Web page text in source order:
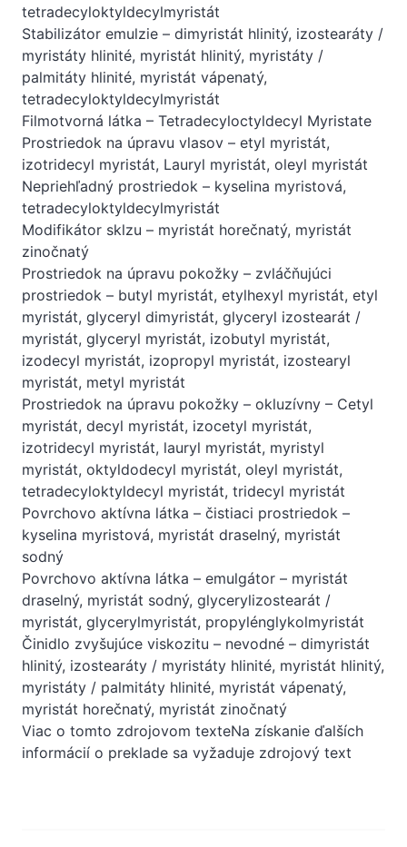
tetradecyloktyldecylmyristát
Stabilizátor emulzie – dimyristát hlinitý, izostearáty /
myristáty hlinité, myristát hlinitý, myristáty /
palmitáty hlinité, myristát vápenatý,
tetradecyloktyldecylmyristát
Filmotvorná látka – Tetradecyloctyldecyl Myristate
Prostriedok na úpravu vlasov – etyl myristát,
izotridecyl myristát, Lauryl myristát, oleyl myristát
Nepriehľadný prostriedok – kyselina myristová,
tetradecyloktyldecylmyristát
Modifikátor sklzu – myristát horečnatý, myristát
zinočnatý
Prostriedok na úpravu pokožky – zvláčňujúci
prostriedok – butyl myristát, etylhexyl myristát, etyl
myristát, glyceryl dimyristát, glyceryl izostearát /
myristát, glyceryl myristát, izobutyl myristát,
izodecyl myristát, izopropyl myristát, izostearyl
myristát, metyl myristát
Prostriedok na úpravu pokožky – okluzívny – Cetyl
myristát, decyl myristát, izocetyl myristát,
izotridecyl myristát, lauryl myristát, myristyl
myristát, oktyldodecyl myristát, oleyl myristát,
tetradecyloktyldecyl myristát, tridecyl myristát
Povrchovo aktívna látka – čistiaci prostriedok –
kyselina myristová, myristát draselný, myristát
sodný
Povrchovo aktívna látka – emulgátor – myristát
draselný, myristát sodný, glycerylizostearát /
myristát, glycerylmyristát, propylénglykolmyristát
Činidlo zvyšujúce viskozitu – nevodné – dimyristát
hlinitý, izostearáty / myristáty hlinité, myristát hlinitý,
myristáty / palmitáty hlinité, myristát vápenatý,
myristát horečnatý, myristát zinočnatý
Viac o tomto zdrojovom texteNa získanie ďalších
informácií o preklade sa vyžaduje zdrojový text